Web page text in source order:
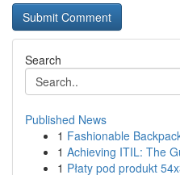
Search
Published News
1 Fashionable
1 Achieving ITIL: The
1 Płaty pod produkt